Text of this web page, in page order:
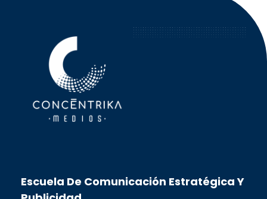
Escuela De Comunicación Estratégica Y